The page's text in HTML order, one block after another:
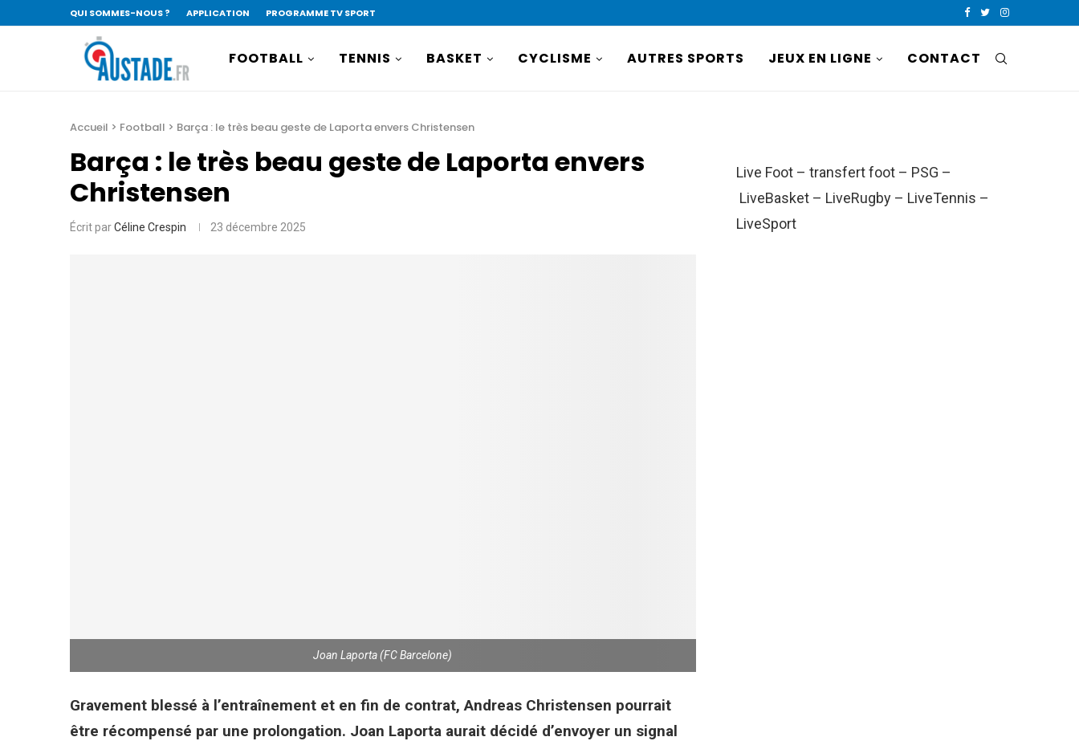
QUI SOMMES-NOUS ? APPLICATION PROGRAMME TV SPORT
FOOTBALL TENNIS BASKET CYCLISME AUTRES SPORTS JEUX EN LIGNE CONTACT
Accueil > Football > Barça : le très beau geste de Laporta envers Christensen
Barça : le très beau geste de Laporta envers
Christensen
Écrit parCéline Crespin 23 décembre 2025
Joan Laporta (FC Barcelone)
Gravement blessé à l’entraînement et en fin de contrat, Andreas Christensen pourrait
être récompensé par une prolongation. Joan Laporta aurait décidé d’envoyer un signal
Live Foot – transfert foot – PSG –
LiveBasket – LiveRugby – LiveTennis –
LiveSport